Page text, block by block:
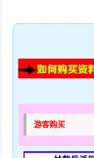
游客购买